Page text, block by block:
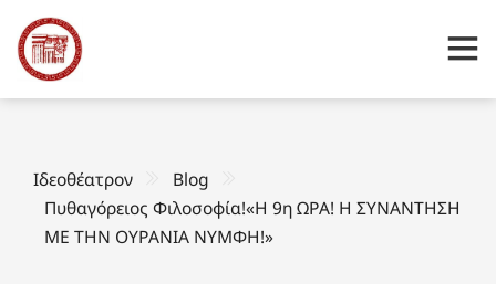
Ιδεοθέατρον
Blog
Πυθαγόρειος Φιλοσοφία!«Η 9η ΩΡΑ! Η ΣΥΝΑΝΤΗΣΗ
ΜΕ ΤΗΝ ΟΥΡΑΝΙΑ ΝΥΜΦΗ!»